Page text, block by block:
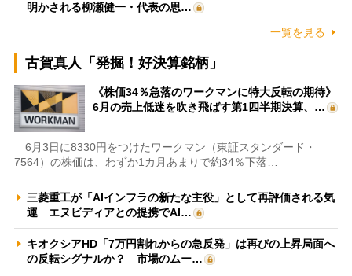
明かされる柳瀬健一・代表の思…
一覧を見る
古賀真人「発掘！好決算銘柄」
《株価34％急落のワークマンに特大反転の期待》
6月の売上低迷を吹き飛ばす第1四半期決算、…
6月3日に8330円をつけたワークマン（東証スタンダード・
7564）の株価は、わずか1カ月あまりで約34％下落…
三菱重工が「AIインフラの新たな主役」として再評価される気
運 エヌビディアとの提携でAI…
キオクシアHD「7万円割れからの急反発」は再びの上昇局面へ
の反転シグナルか？ 市場のムー…